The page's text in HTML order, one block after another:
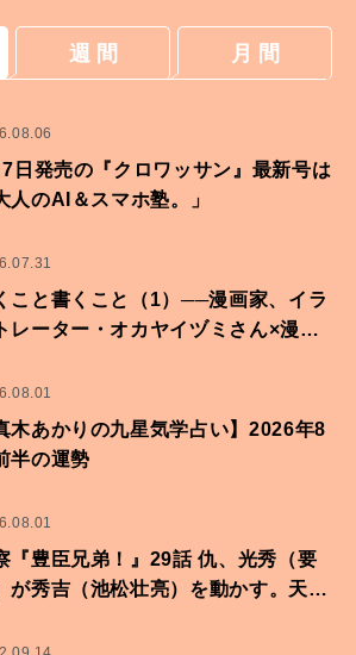
週 間 月 間
日発売の『クロワッサン』最新号は
人のAI＆スマホ塾。」
こと書くこと（1）──漫画家、イラ
レーター・オカヤイヅミさん×漫画
木あかりの九星気学占い】2026年8
半の運勢
『豊臣兄弟！』29話 仇、光秀（要
が秀吉（池松壮亮）を動かす。天下